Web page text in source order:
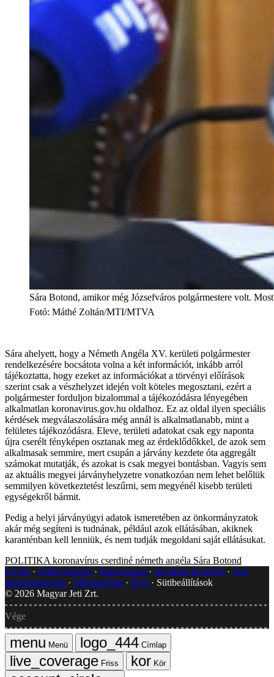
Sára Botond, amikor még Józsefváros polgármestere volt.
Fotó: Máthé Zoltán/MTI/MTVA
Sára ahelyett, hogy a Németh Angéla XV. kerületi polgármester
rendelkezésére bocsátota volna a két információt, inkább arról
tájékoztatta, hogy ezeket az információkat a törvényi előírások
szerint csak a vészhelyzet idején volt köteles megosztani, ezért a
polgármester forduljon bizalommal a tájékozódásra lényegében
alkalmatlan koronavirus.gov.hu oldalhoz. Ez az oldal ilyen speciális
kérdések megválaszolására még annál is alkalmatlanabb, mint a
felületes tájékozódásra. Eleve, területi adatokat csak egy naponta
újra cserélt fényképen osztanak meg az érdeklődőkkel, de azok sem
alkalmasak semmire, mert csupán a járvány kezdete óta aggregált
számokat mutatják, és azokat is csak megyei bontásban. Vagyis sem
az aktuális megyei járványhelyzetre vonatkozóan nem lehet belőlük
semmilyen következtetést leszűrni, sem megyénél kisebb területi
egységekről bármit.
Pedig a helyi járványügyi adatok ismeretében az önkormányzatok
akár még segíteni is tudnának, például azok ellátásában, akiknek
karanténban kell lenniük, és nem tudják megoldani saját ellátásukat.
POLITIKA koronavírus cserdiné németh angéla Sára Botond
GYIK
Hibát jelentek Impresszum Javítások kezelése
Jogi
dokumentumok
Médiaajánlat RSS
Sütibeállítások
© 2026 Magyar Jeti Zrt.
Vége
Menü
Címlap
Friss
Kör